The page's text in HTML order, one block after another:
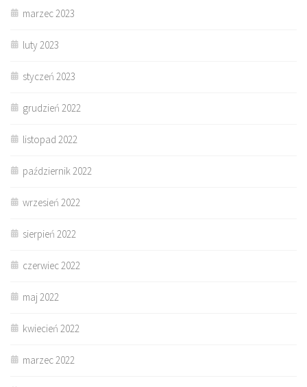
marzec 2023
luty 2023
styczeń 2023
grudzień 2022
listopad 2022
październik 2022
wrzesień 2022
sierpień 2022
czerwiec 2022
maj 2022
kwiecień 2022
marzec 2022